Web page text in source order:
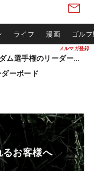
メルマガ登録
ライフ 漫画 ゴル
松山英樹ら出場 ウィンダム選手権のリーダーボード
ーボード
るお客様へ